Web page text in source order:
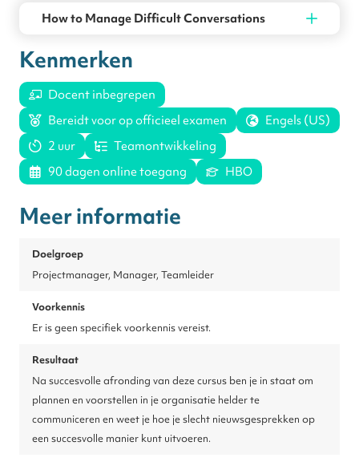
How to Manage Difficult Conversations
Kenmerken
Docent inbegrepen
Bereidt voor op officieel examen
Engels (US)
2 uur
Teamontwikkeling
90 dagen online toegang
HBO
Meer informatie
Doelgroep
Projectmanager, Manager, Teamleider
Voorkennis
Er is geen specifiek voorkennis vereist.
Resultaat
Na succesvolle afronding van deze cursus ben je in staat om
plannen en voorstellen in je organisatie helder te
communiceren en weet je hoe je slecht nieuwsgesprekken op
een succesvolle manier kunt uitvoeren.